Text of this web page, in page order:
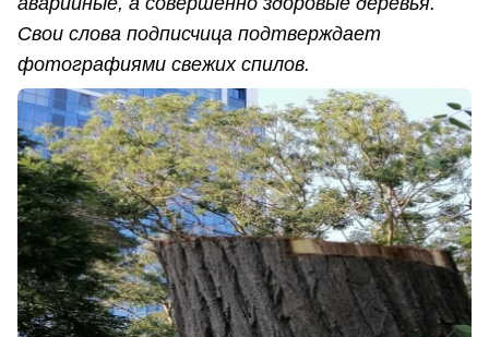
Свои слова подписчица подтверждает
фотографиями свежих спилов.